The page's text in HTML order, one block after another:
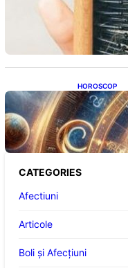
HOROSCOP
Portalul
CATEGORIES
Afectiuni
Articole
Boli și Afecțiuni